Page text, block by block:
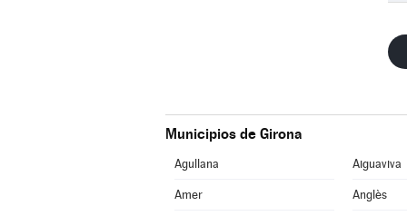
Municipios de Girona
Agullana Aiguaviva
Amer Anglès